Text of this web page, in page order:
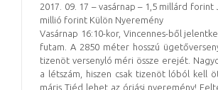
2017. 09. 17 – vasárnap – 1,5 millárd forint
millió forint Külön Nyeremény
Vasárnap 16:10-kor, Vincennes-ből
futam. A 2850 méter hosszú
tizenöt versenyló méri össze erejét.
a létszám, hiszen csak tizenöt lóból kell
máris Tiéd lehet az óriási nyeremény!